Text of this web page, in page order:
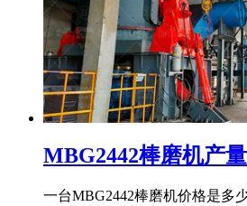
MBG2442棒磨机产
一台MBG2442棒磨机价格是多